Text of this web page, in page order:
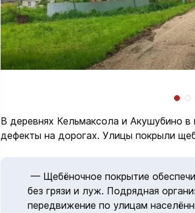
В деревнях Кельмаксола и Акушубино
дефекты на дорогах. Улицы покрыли
— Щебёночное покрытие
без грязи и луж. Подрядная
передвижение по улицам